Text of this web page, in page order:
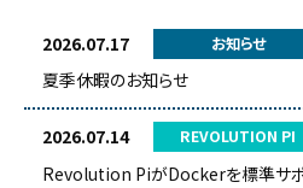
2026.07.17 お知らせ
夏季休暇のお知らせ
2026.07.14 REVOLUTION PI
Revolution PiがDockerを標準サポ